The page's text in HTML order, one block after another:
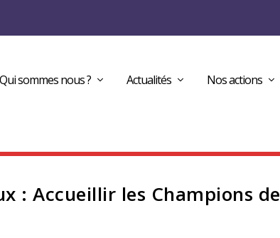
Qui sommes nous ? Actualités Nos actions
: Accueillir les Champions de